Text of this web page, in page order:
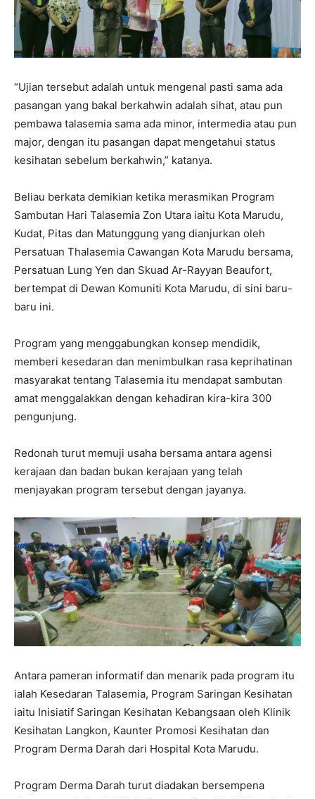
“Ujian tersebut adalah untuk mengenal pasti sama ada
pasangan yang bakal berkahwin adalah sihat, atau pun
pembawa talasemia sama ada minor, intermedia atau pun
major, dengan itu pasangan dapat mengetahui status
kesihatan sebelum berkahwin,” katanya.
Beliau berkata demikian ketika merasmikan Program
Sambutan Hari Talasemia Zon Utara iaitu Kota Marudu,
Kudat, Pitas dan Matunggung yang dianjurkan oleh
Persatuan Thalasemia Cawangan Kota Marudu bersama,
Persatuan Lung Yen dan Skuad Ar-Rayyan Beaufort,
bertempat di Dewan Komuniti Kota Marudu, di sini baru-
baru ini.
Program yang menggabungkan konsep mendidik,
memberi kesedaran dan menimbulkan rasa keprihatinan
masyarakat tentang Talasemia itu mendapat sambutan
amat menggalakkan dengan kehadiran kira-kira 300
pengunjung.
Redonah turut memuji usaha bersama antara agensi
kerajaan dan badan bukan kerajaan yang telah
menjayakan program tersebut dengan jayanya.
Antara pameran informatif dan menarik pada program itu
ialah Kesedaran Talasemia, Program Saringan Kesihatan
iaitu Inisiatif Saringan Kesihatan Kebangsaan oleh Klinik
Kesihatan Langkon, Kaunter Promosi Kesihatan dan
Program Derma Darah dari Hospital Kota Marudu.
Program Derma Darah turut diadakan bersempena